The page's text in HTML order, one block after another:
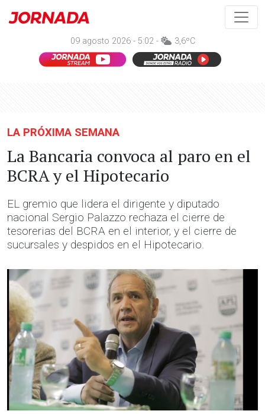
09 agosto 2026 - 5:02 - 3,6ºC
LA PRÓXIMA SEMANA
La Bancaria convoca al paro en el
BCRA y el Hipotecario
EL gremio que lidera el dirigente y diputado
nacional Sergio Palazzo rechaza el cierre de
tesorerias del BCRA en el interior, y el cierre de
sucursales y despidos en el Hipotecario.